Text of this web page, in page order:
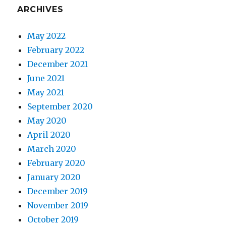
ARCHIVES
May 2022
February 2022
December 2021
June 2021
May 2021
September 2020
May 2020
April 2020
March 2020
February 2020
January 2020
December 2019
November 2019
October 2019